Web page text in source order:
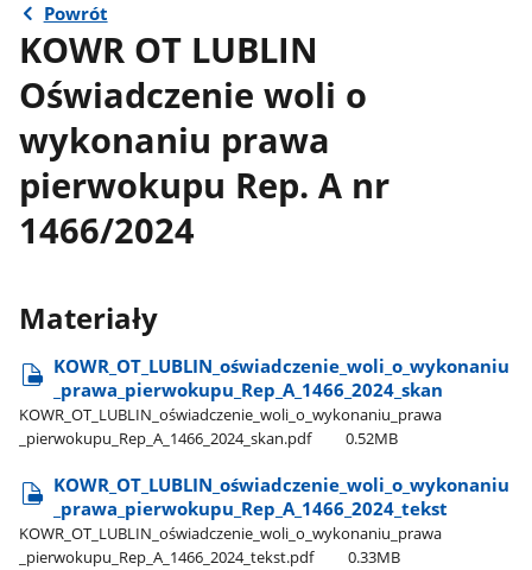
Powrót
KOWR OT LUBLIN
Oświadczenie woli o
wykonaniu prawa
pierwokupu Rep. A nr
1466/2024
Materiały
KOWR​_OT​_LUBLIN​_oświadczenie​_woli​_o​_wykonaniu​
_prawa​_pierwokupu​_Rep​_A​_1466​_2024​_skan
KOWR​_OT​_LUBLIN​_oświadczenie​_woli​_o​_wykonaniu​_prawa​
_pierwokupu​_Rep​_A​_1466​_2024​_skan.pdf
0.52MB
KOWR​_OT​_LUBLIN​_oświadczenie​_woli​_o​_wykonaniu​
_prawa​_pierwokupu​_Rep​_A​_1466​_2024​_tekst
KOWR​_OT​_LUBLIN​_oświadczenie​_woli​_o​_wykonaniu​_prawa​
_pierwokupu​_Rep​_A​_1466​_2024​_tekst.pdf
0.33MB